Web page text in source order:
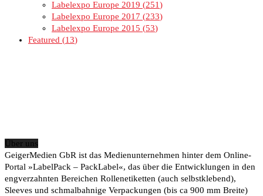
Labelexpo Europe 2019
251
Labelexpo Europe 2017
233
Labelexpo Europe 2015
53
Featured
13
Über uns
GeigerMedien GbR ist das Medienunternehmen hinter dem Online-
Portal »LabelPack – PackLabel«, das über die Entwicklungen in den
engverzahnten Bereichen Rollenetiketten (auch selbstklebend),
Sleeves und schmalbahnige Verpackungen (bis ca 900 mm Breite)